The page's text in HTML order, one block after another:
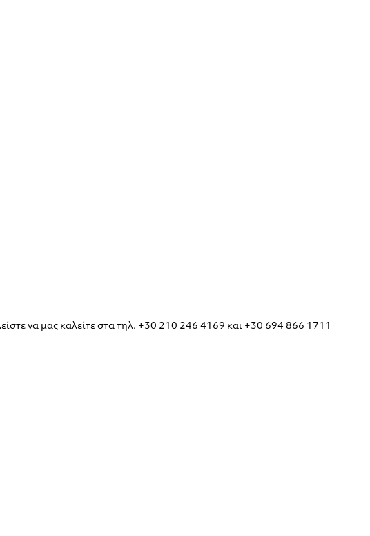
να μας καλείτε στα τηλ. +30 210 246 4169 και +30 694 866 1711